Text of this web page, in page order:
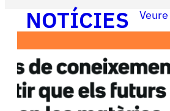
NOTÍCIES